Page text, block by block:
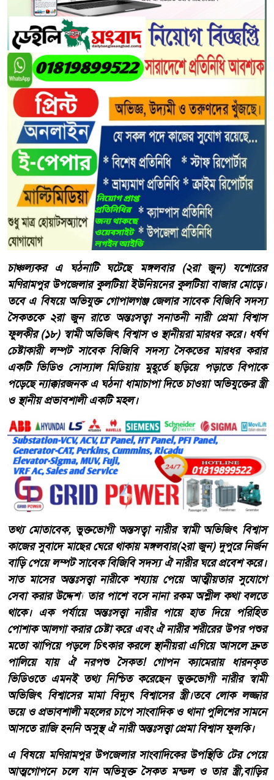
চাঞ্চল্যকর এ ঘঠনাটি ঘটেছে মঙ্গলবার (২রা জুন) যশোরের
মণিরামপুর উপজেলার কুলটিয়া ইউনিয়নের কুলটিয়া বাজার মোড়ে।
তবে এ বিষয়ে অভিযুক্ত গোপালগঞ্জ জেলার সাবেক বিজিবি সদস্য
সৈকতকে ২রা জুন রাতে অন্তঃসত্বা সনাতনী নারী প্রেমা বিশ্বাস
ফুলকীর (১৮) স্বামী অভিজিৎ বিশ্বাস ও স্থানীয়রা মারধর করে। ধর্ষণ
চেষ্টাকারী লম্পট সাবেক বিজিবি সদস্য সৈকতের মারধর করার
একটি ভিডিও সোস্যাল মিডিয়ায় মুহূর্তে ছড়িয়ে পড়াতে বিপাকে
পড়েছে ন্যাক্কারজনক এ ঘঠনা ধামাচাপা দিতে চাওয়া অভিযুক্তের স্ত্রী
ও স্থানীয় প্রভাবশালী একটি মহল।
তথ্য মোতাবেক, ভুক্তভোগী অন্তসত্বা নারীর স্বামী অভিজিৎ বিশ্বাস
কাজের সুবাদে মাছের ঘেরে থাকায় মঙ্গলবার(২রা জুন) দুপুরে নির্জন
বাড়ি পেয়ে লম্পট সাবেক বিজিবি সদস্য ঐ নারীর ঘরে প্রবেশ করে।
সাত মাসের অন্তঃসত্ত্বা নারীকে শয্যায় পেয়ে আত্মীয়তার সুযোগে
সেবা করার উদ্দেশ্য তার পাশে বসে নানা রকম অশ্লীল কথা বলতে
থাকে। এক পর্যায়ে অন্তঃসত্ত্বা নারীর পায়ে হাত দিয়ে পরিহিত
পোশাক আলগা করার চেষ্টা করে এবং ঐ নারীর শরীরের উপর পশুর
মতো ঝাপিয়ে পড়লে চিৎকার করলে স্থানীয়রা এগিয়ে আসলে দ্রুত
পালিয়ে যায় ঐ নরপশু সৈকত! গোপন ক্যামেরায় ধারনকৃত
ভিডিওতে এমনই তথ্য নিশ্চিত করেছেন ভুক্তভোগী নারীর স্বামী
অভিজিৎ বিশ্বাসের মামা বিদ্যুৎ বিশ্বাসের স্ত্রী।তবে লোক লজ্জার
ভয়ে ও প্রভাবশালী মহলের চাপে সাংবাদিক ও থানা পুলিশের সামনে
আসতে রাজি হননি অসুস্থ ঐ নারী অন্তঃসত্ত্বা প্রেমা বিশ্বাস ফুলকি।
‎এ বিষয়ে মণিরামপুর উপজেলার সাংবাদিকের উপস্থিতি টের পেয়ে
আত্মগোপনে চলে যান অভিযুক্ত সৈকত মন্ডল ও তার স্ত্রী,বাড়ির